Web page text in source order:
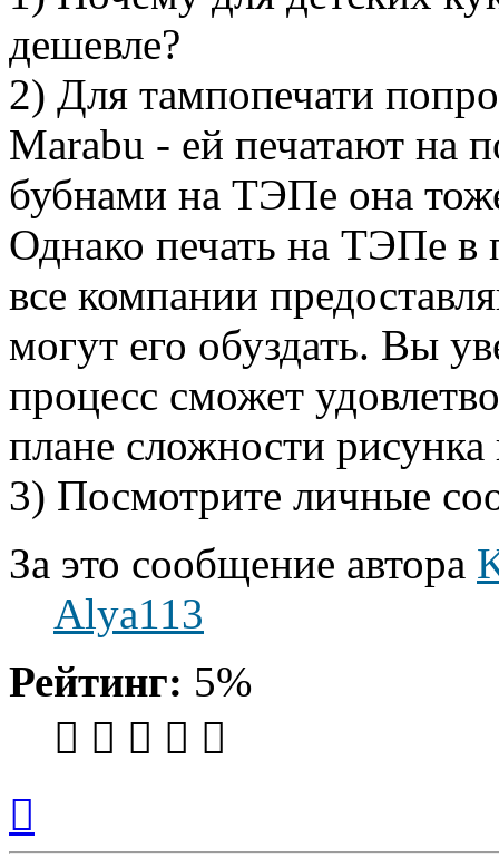
дешевле?
2) Для тампопечати
Marabu - ей печатают на
бубнами на ТЭПе она
Однако печать на ТЭПе в
все компании
могут его обуздать. Вы
процесс сможет
плане сложности рисунка
3) Посмотрите личные
За это сообщение автора
Alya113
Рейтинг: 5%
началу